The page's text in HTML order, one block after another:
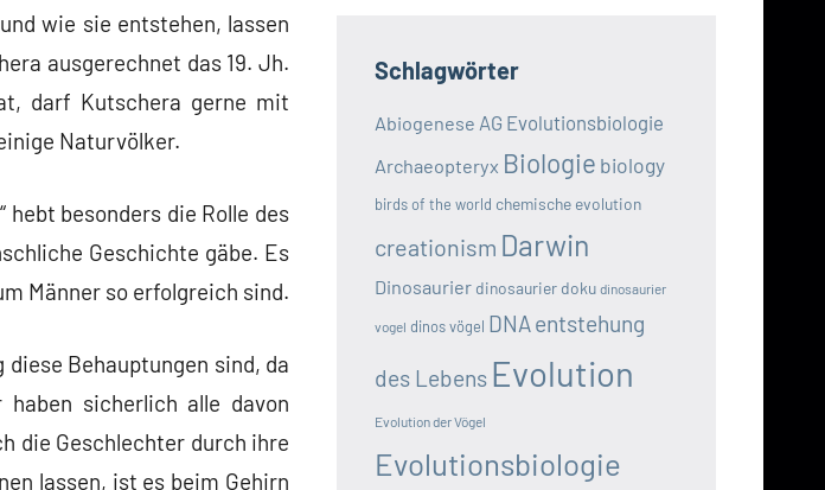
wie sie entstehen, lassen
ausgerechnet das 19. Jh.
darf Kutschera gerne mit
Naturvölker.
hebt besonders die Rolle des
Geschichte gäbe. Es
Männer so erfolgreich sind.
Behauptungen sind, da
sicherlich alle davon
die Geschlechter durch ihre
lassen, ist es beim Gehirn
Schlagwörter
Abiogenese AG Evolutionsbiologie
Archaeopteryx Biologie biology
birds of the world chemische evolution
creationism Darwin
Dinosaurier dinosaurier doku dinosaurier
vogel dinos vögel DNAentstehung
des Lebens Evolution
Evolution der Vögel
Evolutionsbiologie